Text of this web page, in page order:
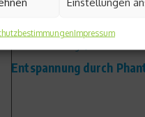
Impressum
Entspannung durch